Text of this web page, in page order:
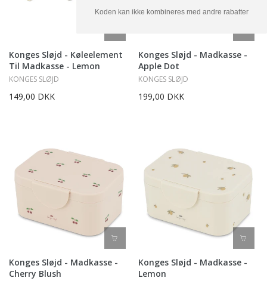
Konges Sløjd - Køleelement
Til Madkasse - Lemon
KONGES SLØJD
149,00 DKK
Konges Sløjd - Madkasse -
Apple Dot
KONGES SLØJD
199,00 DKK
Konges Sløjd - Madkasse -
Cherry Blush
Konges Sløjd - Madkasse -
Lemon
Koden kan ikke kombineres med andre rabatter